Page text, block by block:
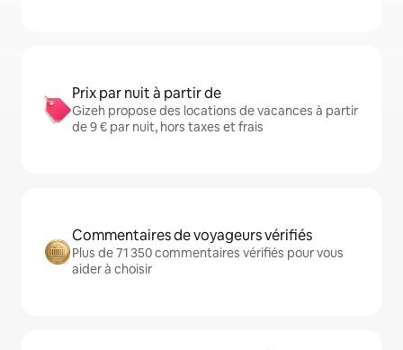
Prix par nuit à partir de
Gizeh propose des locations de vacances à partir
de 9 € par nuit, hors taxes et frais
Commentaires de voyageurs vérifiés
Plus de 71 350 commentaires vérifiés pour vous
aider à choisir